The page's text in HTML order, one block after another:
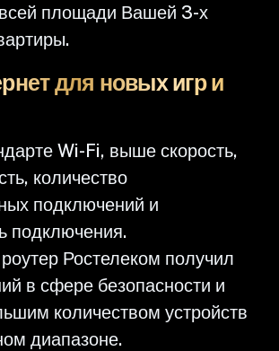
всей площади Вашей 3-х
для новых игр и
Wi-Fi, выше скорость,
количество
подключений и
подключения.
Ростелеком получил
в сфере безопасности и
количеством устройств
диапазоне.